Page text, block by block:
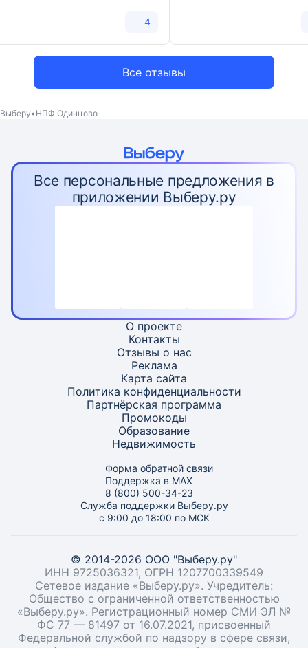
Все отзывы
4
Выберу НПФ Одинцово
Все персональные предложения в
приложении Выберу.ру
О проекте
Контакты
Отзывы о нас
Реклама
Карта сайта
Политика конфиденциальности
Партнёрская программа
Промокоды
Образование
Недвижимость
Форма обратной связи
Поддержка в MAX
8 (800) 500-34-23
Служба поддержки Выберу.ру
с 9:00 до 18:00 по МСК
© 2014-2026 ООО "Выберу.ру"
ИНН 9725036321, ОГРН 1207700339549
Сетевое издание «Выберу.ру». Учредитель:
Общество с ограниченной ответственностью
«Выберу.ру». Регистрационный номер СМИ ЭЛ №
ФС 77 — 81497 от 16.07.2021, присвоенный
Федеральной службой по надзору в сфере связи,